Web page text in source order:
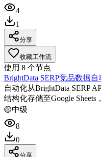
4
1
分享
收藏工作流
使用 8 个节点
BrightData SERP竞品数据
自动化从BrightData SERP
结构化存储至Google
🟡中级
8
0
分享